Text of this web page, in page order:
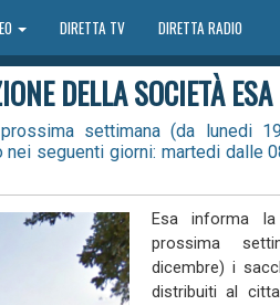
DIRETTA TV DIRETTA RADIO
DELLA SOCIETÀ ESA
settimana (da lunedi
seguenti giorni: martedi dalle
Esa informa
prossima
dicembre) i
distribuiti al